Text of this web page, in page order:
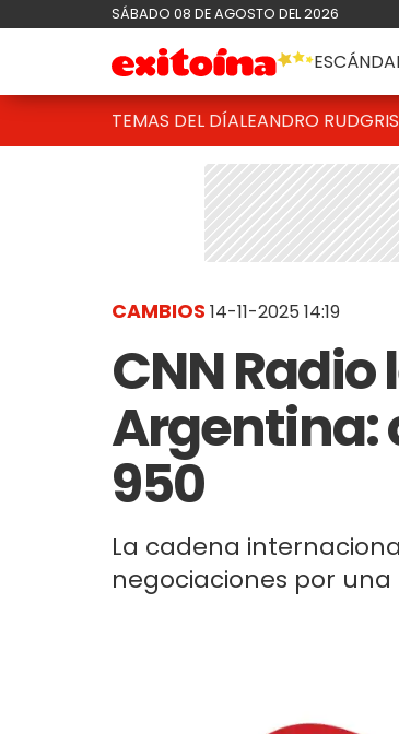
SÁBADO 08 DE AGOSTO DEL 2026
TEMAS DEL DÍALEANDRO RUD
CAMBIOS 14-11-2025 14:19
CNN Radio
Argentina:
950
La cadena
negociaciones por una